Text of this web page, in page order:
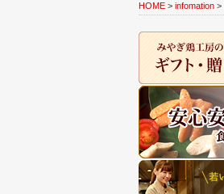
HOME > infomation >